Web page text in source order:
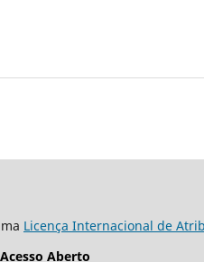
Licença Internacional de
Aberto